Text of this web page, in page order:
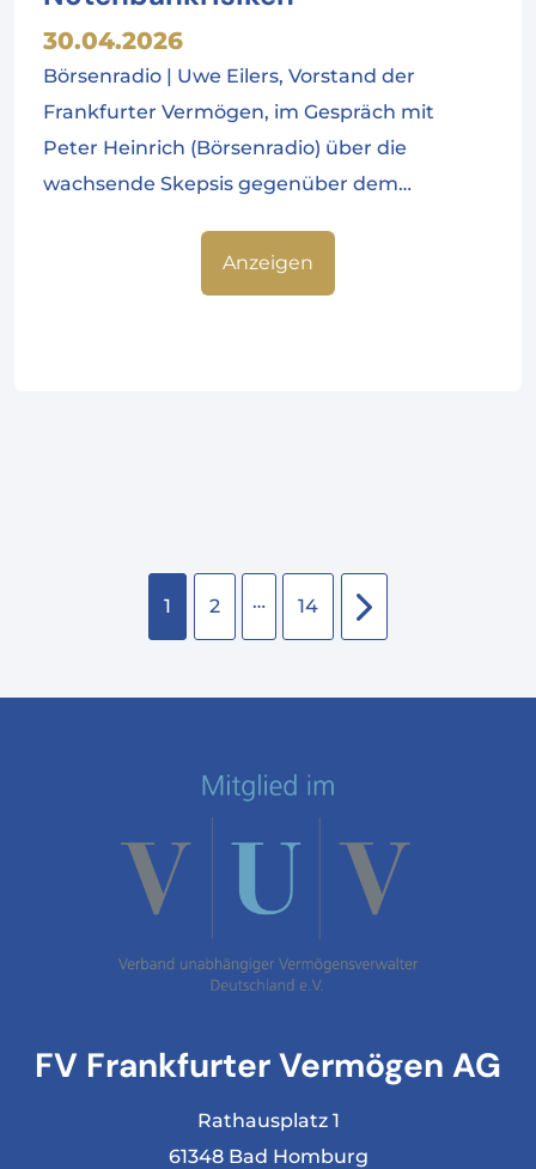
30.04.2026
Börsenradio | Uwe Eilers, Vorstand der
Frankfurter Vermögen, im Gespräch mit
Peter Heinrich (Börsenradio) über die
wachsende Skepsis gegenüber dem…
Anzeigen
1 2 … 14
FV Frankfurter Vermögen AG
Rathausplatz 1
61348 Bad Homburg